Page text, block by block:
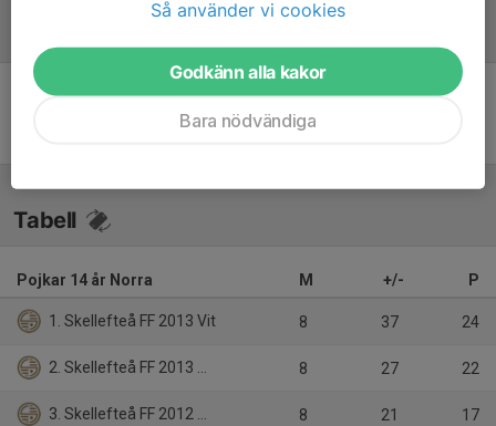
Referat
Inget referat skrivet
Tabell
Pojkar 14 år Norra M +/- P
1. Skellefteå FF 2013 Vit 8 37 24
2. Skellefteå FF 2013 Svart 8 27 22
3. Skellefteå FF 2012 Svart 8 21 17
Så använder vi cookies
Godkänn alla kakor
Bara nödvändiga